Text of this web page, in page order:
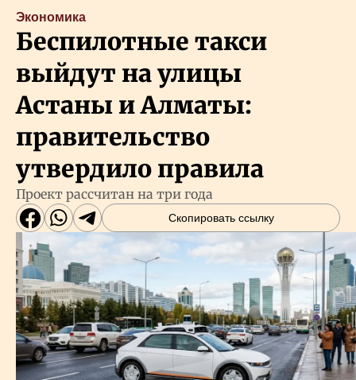
Экономика
Беспилотные такси
выйдут на улицы
Астаны и Алматы:
правительство
утвердило правила
Проект рассчитан на три года
Скопировать ссылку